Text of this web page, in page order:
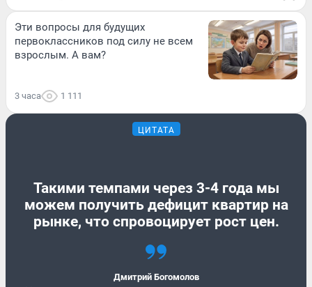
Эти вопросы для будущих
первоклассников под силу не всем
взрослым. А вам?
3 часа 1 111
ЦИТАТА
Такими темпами через 3-4 года мы
можем получить дефицит квартир на
рынке, что спровоцирует рост цен.
Дмитрий Богомолов